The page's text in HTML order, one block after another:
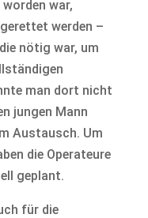
war,
werden –
nötig war, um
man dort nicht
jungen Mann
Austausch. Um
die Operateure
geplant.
für die